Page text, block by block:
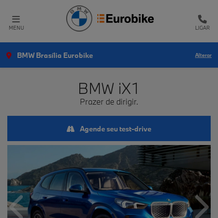
MENU LIGAR
BMW Brasília Eurobike Alterar
BMW iX1
Prazer de dirigir.
Agende seu test-drive
Anterior